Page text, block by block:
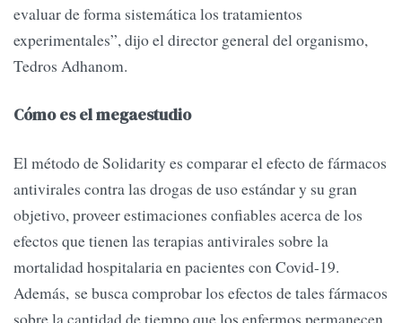
evaluar de forma sistemática los tratamientos
experimentales”, dijo el director general del organismo,
Tedros Adhanom.
Cómo es el megaestudio
El método de Solidarity es comparar el efecto de fármacos
antivirales contra las drogas de uso estándar y su gran
objetivo, proveer estimaciones confiables acerca de los
efectos que tienen las terapias antivirales sobre la
mortalidad hospitalaria en pacientes con Covid-19.
Además, se busca comprobar los efectos de tales fármacos